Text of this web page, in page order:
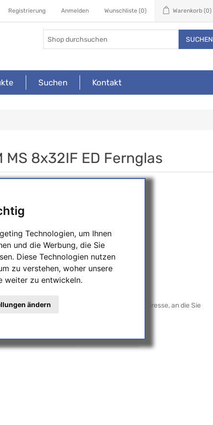
Technologien, um Ihnen
und die Werbung, die Sie
Diese Technologien nutzen
zu verstehen, woher unsere
weiter zu entwickeln.
ändern
Registrierung Anmelden Wunschliste (0) Warenkorb (0)
SUCHEN
Suchen Kontakt
MS 8x32IF ED Fernglas
1-2 Tage
Versand
KAUFEN
anzuzeigen, wählen Sie bitte die Adresse, an die Sie
Wunschliste zugefügt Empfehlen